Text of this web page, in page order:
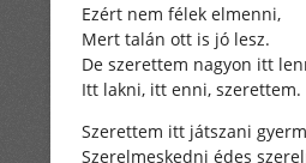
Ezért nem félek elmenni,
Mert talán ott is jó lesz.
De szerettem nagyon itt
Itt lakni, itt enni, szerettem.
Szerettem itt játszani
Szerelmeskedni édes